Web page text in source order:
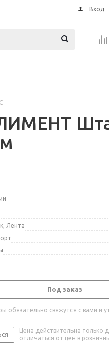
Вход
Лента
Под заказ
обязательно свяжутся с вами и
Цена действительна только
отличаться от цен в